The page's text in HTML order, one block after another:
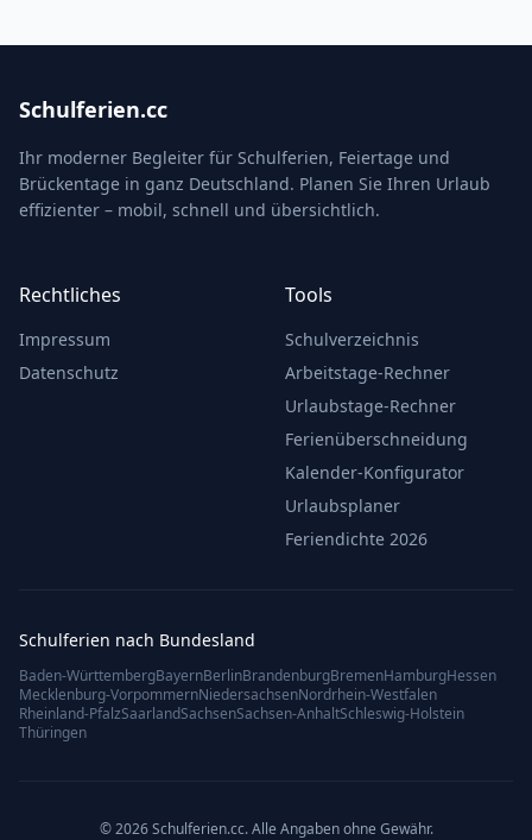
Schulferien.cc
Ihr moderner Begleiter für Schulferien, Feiertage und
Brückentage in ganz Deutschland. Planen Sie Ihren Urlaub
effizienter – mobil, schnell und übersichtlich.
Rechtliches
Impressum
Datenschutz
Tools
Schulverzeichnis
Arbeitstage-Rechner
Urlaubstage-Rechner
Ferienüberschneidung
Kalender-Konfigurator
Urlaubsplaner
Feriendichte 2026
Schulferien nach Bundesland
Baden-WürttembergBayernBerlinBrandenburgBremenHamburgHessen
Mecklenburg-VorpommernNiedersachsenNordrhein-Westfalen
Rheinland-PfalzSaarlandSachsenSachsen-AnhaltSchleswig-Holstein
Thüringen
© 2026 Schulferien.cc. Alle Angaben ohne Gewähr.